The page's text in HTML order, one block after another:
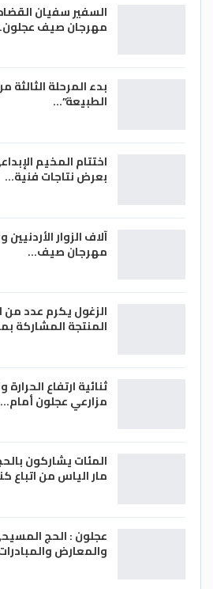
السفير سفيان
مهرجان صيف
بدء المرحلة الثالثة
الطبيعة”…
اختتام المخيم
بعرض نتاجات فنية…
آلاف الزوار
مهرجان صيف…
الزغول يكرم عدد من
المنتجة المشاركة
ثنائية ارتفاع
مزارعي عجلون أمام…
المئات يشاركون
مار الياس من اتباع
عجلون : الحج
والمعارض